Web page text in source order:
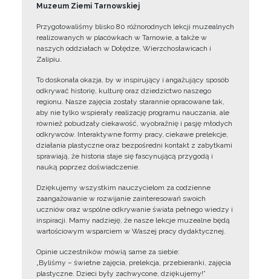
Muzeum Ziemi Tarnowskiej
Przygotowaliśmy blisko 80 różnorodnych lekcji muzealnych
realizowanych w placówkach w Tarnowie, a także w
naszych oddziałach w Dołędze, Wierzchosławicach i
Zalipiu.
To doskonała okazja, by w inspirujący i angażujący sposób
odkrywać historię, kulturę oraz dziedzictwo naszego
regionu. Nasze zajęcia zostały starannie opracowane tak,
aby nie tylko wspierały realizację programu nauczania, ale
również pobudzały ciekawość, wyobraźnię i pasję młodych
odkrywców. Interaktywne formy pracy, ciekawe prelekcje,
działania plastyczne oraz bezpośredni kontakt z zabytkami
sprawiają, że historia staje się fascynującą przygodą i
nauką poprzez doświadczenie.
Dziękujemy wszystkim nauczycielom za codzienne
zaangażowanie w rozwijanie zainteresowań swoich
uczniów oraz wspólne odkrywanie świata pełnego wiedzy i
inspiracji. Mamy nadzieję, że nasze lekcje muzealne będą
wartościowym wsparciem w Waszej pracy dydaktycznej.
Opinie uczestników mówią same za siebie:
„Byliśmy – świetne zajęcia, prelekcja, przebieranki, zajęcia
plastyczne. Dzieci były zachwycone, dziękujemy!”